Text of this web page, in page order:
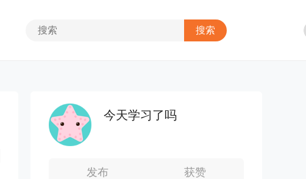
今天学习了吗
发布 获赞